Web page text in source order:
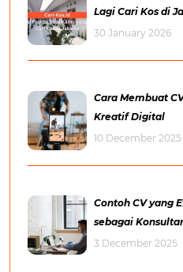
Lagi Cari Kos di
30 January 2026
Cara Membuat
Kreatif Digital
10 December 2025
Contoh CV yang
sebagai
3 December 2025